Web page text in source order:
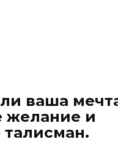
ваша
желание и